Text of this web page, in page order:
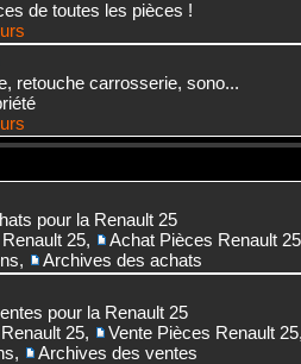
de toutes les pièces !
retouche carrosserie, sono...
pour la Renault 25
25,
Achat Pièces Renault 25
, Archives des achats
pour la Renault 25
25, Vente Pièces Renault 25
, Archives des ventes